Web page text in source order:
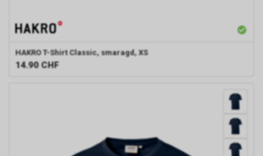
HAKRO T-Shirt Classic, smaragd, XS
14.90 CHF